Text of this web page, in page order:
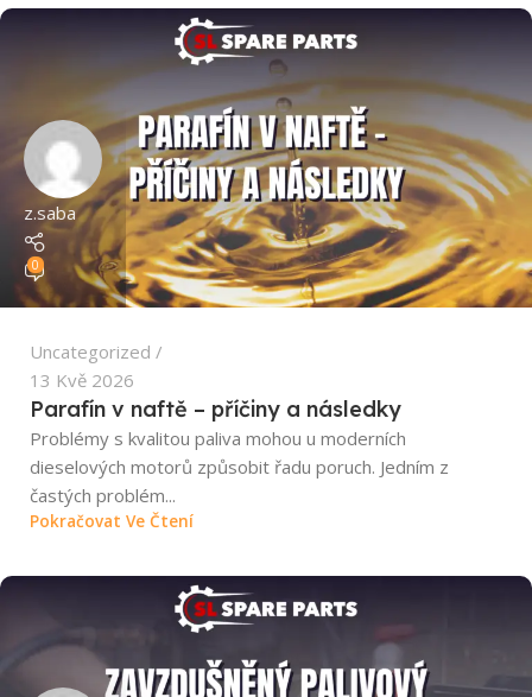
z.saba
0
Uncategorized
13 Kvě 2026
Parafín v naftě – příčiny a následky
Problémy s kvalitou paliva mohou u moderních
dieselových motorů způsobit řadu poruch. Jedním z
častých problém...
Pokračovat Ve Čtení